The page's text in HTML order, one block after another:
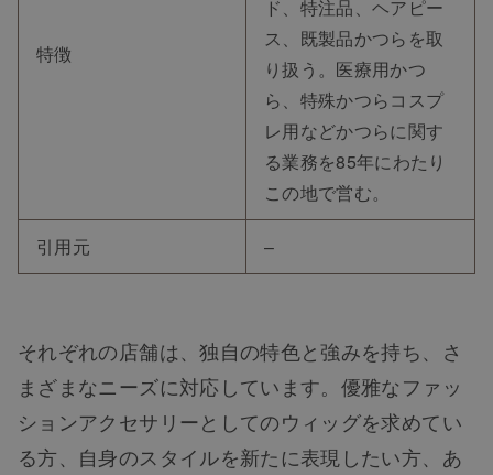
特徴
ド、特注品、ヘアピー
ス、既製品かつらを取
り扱う。医療用かつ
ら、特殊かつらコスプ
レ用などかつらに関す
る業務を85年にわたり
この地で営む。
引用元 –
それぞれの店舗は、独自の特色と強みを持ち、さ
まざまなニーズに対応しています。優雅なファッ
ションアクセサリーとしてのウィッグを求めてい
る方、自身のスタイルを新たに表現したい方、あ